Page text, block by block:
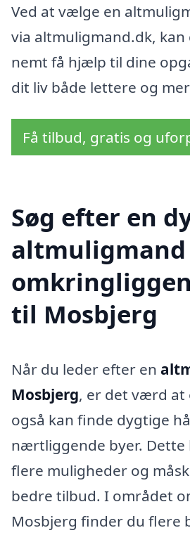
Ved at vælge en
via altmuligmand.dk,
nemt få hjælp til dine
dit liv både lettere og
Få tilbud, gratis og
Søg efter en
altmuligmand
til Mosbjerg
Når du leder efter en
Mosbjerg, er det værd at
også kan finde dygtige
nærtliggende byer. Dette
flere muligheder og
bedre tilbud. I området
Mosbjerg finder du flere